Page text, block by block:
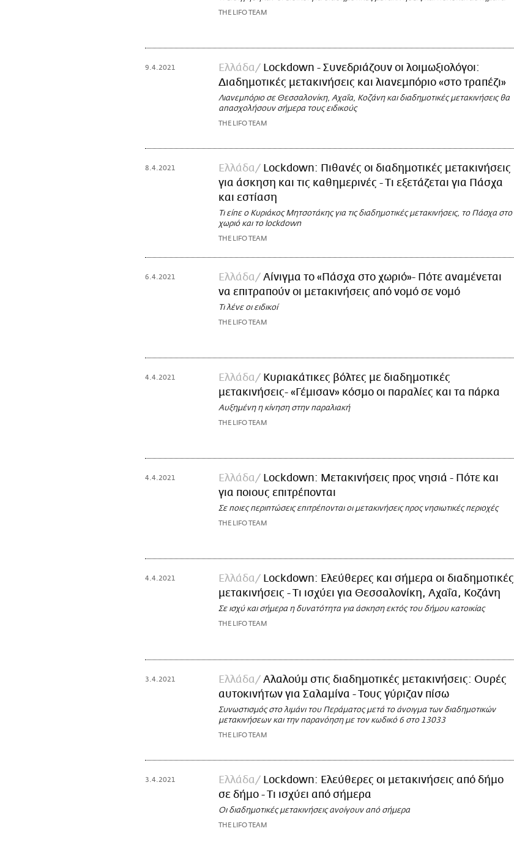
THE LIFO TEAM
9.4.2021 Ελλάδα
Lockdown - Συνεδριάζουν οι λοιμωξιολόγοι:
Διαδημοτικές μετακινήσεις και λιανεμπόριο «στο τραπέζι»
Λιανεμπόριο σε Θεσσαλονίκη, Αχαΐα, Κοζάνη και διαδημοτικές μετακινήσεις θα
απασχολήσουν σήμερα τους ειδικούς
THE LIFO TEAM
8.4.2021 Ελλάδα
Lockdown: Πιθανές οι διαδημοτικές μετακινήσεις
για άσκηση και τις καθημερινές - Τι εξετάζεται για Πάσχα
και εστίαση
Τι είπε ο Κυριάκος Μητσοτάκης για τις διαδημοτικές μετακινήσεις, το Πάσχα στο
χωριό και το lockdown
THE LIFO TEAM
6.4.2021 Ελλάδα
Αίνιγμα το «Πάσχα στο χωριό»- Πότε αναμένεται
να επιτραπούν οι μετακινήσεις από νομό σε νομό
Τι λένε οι ειδικοί
THE LIFO TEAM
4.4.2021 Ελλάδα
Κυριακάτικες βόλτες με διαδημοτικές
μετακινήσεις- «Γέμισαν» κόσμο οι παραλίες και τα πάρκα
Αυξημένη η κίνηση στην παραλιακή
THE LIFO TEAM
4.4.2021 Ελλάδα
Lockdown: Μετακινήσεις προς νησιά - Πότε και
για ποιους επιτρέπονται
Σε ποιες περιπτώσεις επιτρέπονται οι μετακινήσεις προς νησιωτικές περιοχές
THE LIFO TEAM
4.4.2021 Ελλάδα
Lockdown: Ελεύθερες και σήμερα οι διαδημοτικές
μετακινήσεις - Τι ισχύει για Θεσσαλονίκη, Αχαΐα, Κοζάνη
Σε ισχύ και σήμερα η δυνατότητα για άσκηση εκτός του δήμου κατοικίας
THE LIFO TEAM
3.4.2021 Ελλάδα
Αλαλούμ στις διαδημοτικές μετακινήσεις: Ουρές
αυτοκινήτων για Σαλαμίνα - Τους γύριζαν πίσω
Συνωστισμός στο λιμάνι του Περάματος μετά το άνοιγμα των διαδημοτικών
μετακινήσεων και την παρανόηση με τον κωδικό 6 στο 13033
THE LIFO TEAM
3.4.2021 Ελλάδα
Lockdown: Ελεύθερες οι μετακινήσεις από δήμο
σε δήμο - Τι ισχύει από σήμερα
Οι διαδημοτικές μετακινήσεις ανοίγουν από σήμερα
THE LIFO TEAM